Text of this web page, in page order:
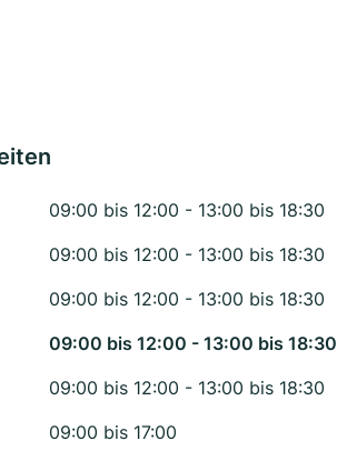
09:00 bis 12:00 - 13:00 bis 18:30
09:00 bis 12:00 - 13:00 bis 18:30
09:00 bis 12:00 - 13:00 bis 18:30
09:00 bis 12:00 - 13:00 bis 18:30
09:00 bis 12:00 - 13:00 bis 18:30
09:00 bis 17:00